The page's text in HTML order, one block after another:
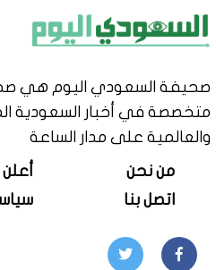
صحيفة السعودي اليوم هي
متخصصة في أخبار السعودية
والعالمية على مدار الساعة
من نحن
اتصل بنا